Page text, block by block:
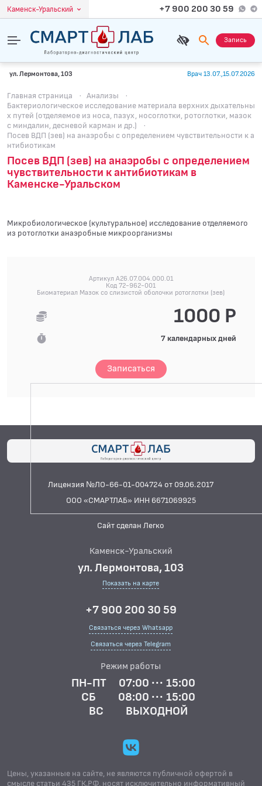
Каменск-Уральский +7 900 200 30 59
Запись
ул. Лермонтова, 103 Врач 13.07.,15.07.2026
Главная страница · Анализы
·
Бактериологическое исследование материала верхних дыхательны
х путей (отделяемое из носа, пазух, носоглотки, ротоглотки, мазок
с миндалин, десневой карман и др.)
·
Посев ВДП (зев) на анаэробы с определением чувcтвительности к а
нтибиотикам
Посев ВДП (зев) на анаэробы с определением
чувcтвительности к антибиотикам в
Каменске-Уральском
Микробиологическое (культуральное) исследование отделяемого
из ротоглотки анаэробные микроорганизмы
Артикул A26.07.004.000.01
Код 72-962-001
Биоматериал Мазок со слизистой оболочки ротоглотки (зев)
1000 Р
7 календарных дней
Записаться
Лицензия №ЛО-66-01-004724 от 09.06.2017
ООО «СМАРТЛАБ» ИНН 6671069925
Сайт сделан Легко
Каменск-Уральский
ул. Лермонтова, 103
Показать на карте
+7 900 200 30 59
Связаться через Whatsapp
Связаться через Telegram
Режим работы
ПН-ПТ
07:00 ··· 15:00
СБ
08:00 ··· 15:00
ВС
ВЫХОДНОЙ
Цены, указанные на сайте, не являются публичной офертой в
смысле статьи 435 ГК.РФ, носят исключительно информативный